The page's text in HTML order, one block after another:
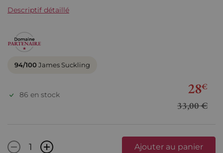
Descriptif détaillé
94/100 James Suckling
28€
33,00 €
86 en stock
- + Ajouter au panier